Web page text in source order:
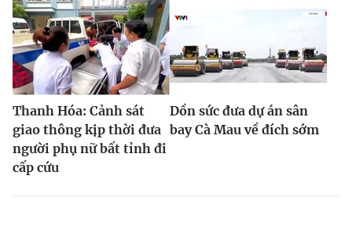
Thanh Hóa: Cảnh sát
giao thông kịp thời đưa
người phụ nữ bất tỉnh đi
cấp cứu
Dồn sức đưa dự án sân
bay Cà Mau về đích sớm